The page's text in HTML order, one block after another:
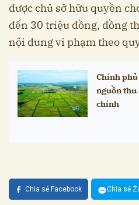
được chủ sở hữu quyền
đến 30 triệu đồng, đồng
nội dung vi phạm theo
Chính
nguồn thu
chính
Chia sẻ Facebook Chia sẻ